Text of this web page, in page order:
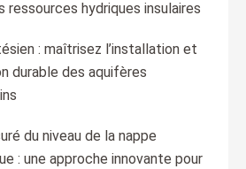
ressources hydriques insulaires
: maîtrisez l’installation et
durable des aquifères
du niveau de la nappe
: une approche innovante pour